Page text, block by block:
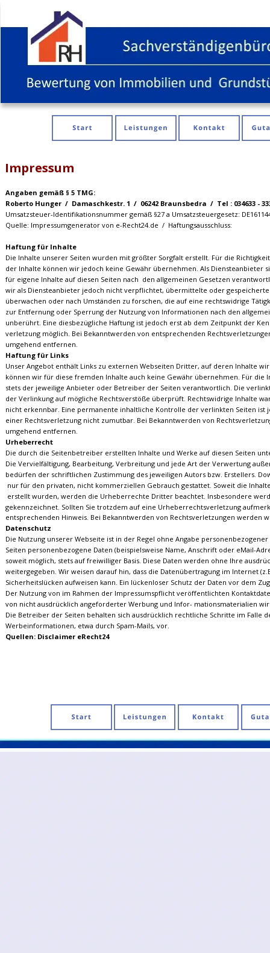
Impressum
Angaben gemäß § 5 TMG:
Roberto Hunger  /  Damaschkestr. 1  /  06242 Braunsbedra  /  Tel : 034633 -
Umsatzsteuer-Identifikationsnummer gemäß §27 a Umsatzsteuergesetz:
Quelle: Impressumgenerator von e-Recht24.de  /  Haftungsausschluss:
Haftung für Inhalte
Die Inhalte unserer Seiten wurden mit größter Sorgfalt erstellt. Für die
der Inhalte können wir jedoch keine Gewähr übernehmen. Als Diensteanbieter
für eigene Inhalte auf diesen Seiten nach  den allgemeinen Gesetzen
wir als Diensteanbieter jedoch nicht verpflichtet, übermittelte oder
überwachen oder nach Umständen zu forschen, die auf eine rechtswidrige
zur Entfernung oder Sperrung der Nutzung von Informationen nach den
unberührt. Eine diesbezügliche Haftung ist jedoch erst ab dem Zeitpunkt der
verletzung möglich. Bei Bekanntwerden von entsprechenden
umgehend entfernen.
Haftung für Links
Unser Angebot enthält Links zu externen Webseiten Dritter, auf deren Inhalte
können wir für diese fremden Inhalte auch keine Gewähr übernehmen. Für die
stets der jeweilige Anbieter oder Betreiber der Seiten verantwortlich. Die
der Verlinkung auf mögliche Rechtsverstöße überprüft. Rechtswidrige Inhalte
nicht erkennbar. Eine permanente inhaltliche Kontrolle der verlinkten Seiten
einer Rechtsverletzung nicht zumutbar. Bei Bekanntwerden von
umgehend entfernen.
Urheberrecht
Die durch die Seitenbetreiber erstellten Inhalte und Werke auf diesen Seiten
Die Vervielfältigung, Bearbeitung, Verbreitung und jede Art der Verwertung
bedürfen der schriftlichen Zustimmung des jeweiligen Autors bzw. Erstellers.
nur für den privaten, nicht kommerziellen Gebrauch gestattet. Soweit die
erstellt wurden, werden die Urheberrechte Dritter beachtet. Insbesondere
gekennzeichnet. Sollten Sie trotzdem auf eine Urheberrechtsverletzung
entsprechenden Hinweis. Bei Bekanntwerden von Rechtsverletzungen werden
Datenschutz
Die Nutzung unserer Webseite ist in der Regel ohne Angabe
Seiten personenbezogene Daten (beispielsweise Name, Anschrift oder eMail-
soweit möglich, stets auf freiwilliger Basis. Diese Daten werden ohne Ihre
weitergegeben. Wir weisen darauf hin, dass die Datenübertragung im Internet
Sicherheitslücken aufweisen kann. Ein lückenloser Schutz der Daten vor dem
Der Nutzung von im Rahmen der Impressumspflicht veröffentlichten
von nicht ausdrücklich angeforderter Werbung und Infor- mationsmaterialien
Die Betreiber der Seiten behalten sich ausdrücklich rechtliche Schritte im Falle
Werbeinformationen, etwa durch Spam-Mails, vor.
Quellen: Disclaimer eRecht24